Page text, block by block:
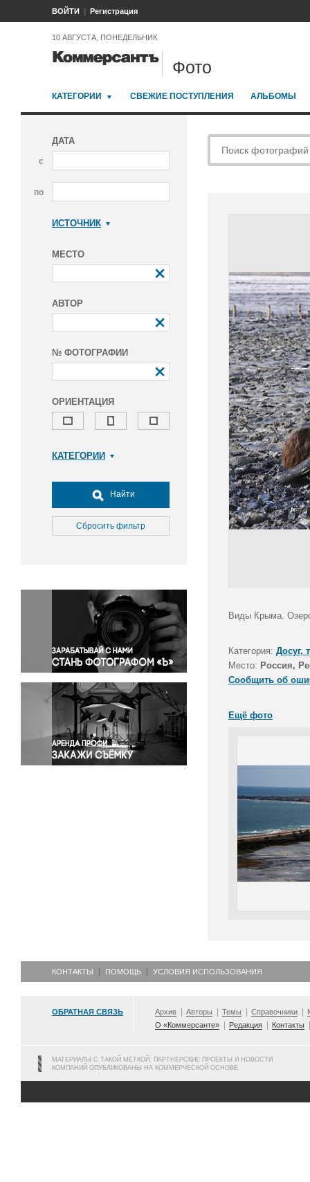
ВОЙТИ Регистрация
10 АВГУСТА, ПОНЕДЕЛЬНИК
Фото
КАТЕГОРИИ СВЕЖИЕ ПОСТУПЛЕНИЯ АЛЬБОМЫ
ДАТА
с
по
ИСТОЧНИК
МЕСТО
АВТОР
№ ФОТОГРАФИИ
ОРИЕНТАЦИЯ
КАТЕГОРИИ
Досуг, туризм и отдых
Культура
Медицина
Окружающая среда
Политика
Правосудие
Происшествия и конфликты
Религия
Светская жизнь
Спорт
Экология
Экономика и бизнес
Найти
Сбросить фильтр
Виды Крыма.
Категория: Досуг,
Место: Россия,
Сообщить об
Ещё фото
КОНТАКТЫ ПОМОЩЬ УСЛОВИЯ ИСПОЛЬЗОВАНИЯ
ОБРАТНАЯ СВЯЗЬ Архив Авторы Темы Справочники
О «Коммерсанте»
Редакция Контакты
МАТЕРИАЛЫ С ТАКОЙ МЕТКОЙ, ПАРТНЕРСКИЕ ПРОЕКТЫ И НОВОСТИ
КОМПАНИЙ ОПУБЛИКОВАНЫ НА КОММЕРЧЕСКОЙ ОСНОВЕ